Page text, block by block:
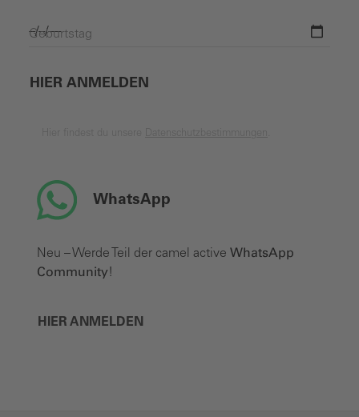
Geburtstag
HIER ANMELDEN
WhatsApp
Neu – Werde Teil der camel active WhatsApp
Community!
HIER ANMELDEN